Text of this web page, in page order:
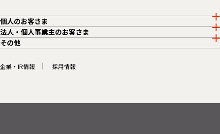
個人のお客さま
法人・個人事業主のお客さま
その他
企業・IR情報 採用情報